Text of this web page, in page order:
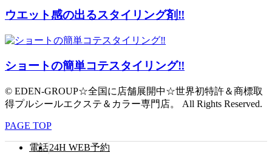
ウエット感の出るスタイリング剤‼︎
ショートの簡単コテスタイリング‼︎
© EDEN-GROUP☆全国に店舗展開中☆世界初特許＆商標取
得プルシールエクステ＆カラー専門店。 All Rights Reserved.
PAGE TOP
電話24H WEB予約